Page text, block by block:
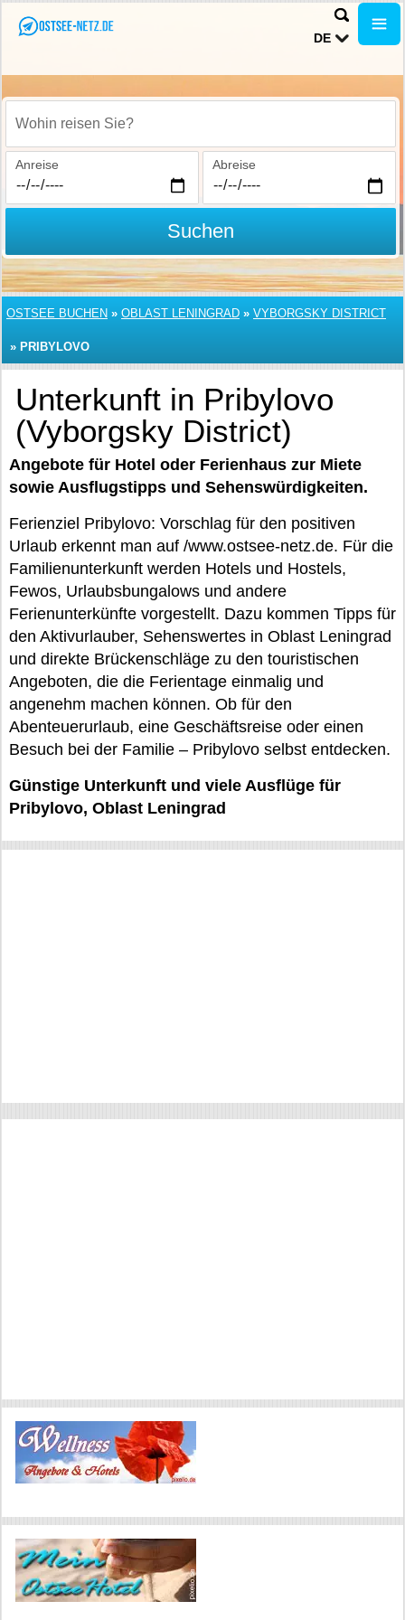
DE
Wohin reisen Sie?
Anreise Abreise
Suchen
OSTSEE BUCHEN » OBLAST LENINGRAD » VYBORGSKY DISTRICT
» PRIBYLOVO
Unterkunft in Pribylovo
(Vyborgsky District)
Angebote für Hotel oder Ferienhaus zur Miete
sowie Ausflugstipps und Sehenswürdigkeiten.
Ferienziel Pribylovo: Vorschlag für den positiven
Urlaub erkennt man auf /www.ostsee-netz.de. Für die
Familienunterkunft werden Hotels und Hostels,
Fewos, Urlaubsbungalows und andere
Ferienunterkünfte vorgestellt. Dazu kommen Tipps für
den Aktivurlauber, Sehenswertes in Oblast Leningrad
und direkte Brückenschläge zu den touristischen
Angeboten, die die Ferientage einmalig und
angenehm machen können. Ob für den
Abenteuerurlaub, eine Geschäftsreise oder einen
Besuch bei der Familie – Pribylovo selbst entdecken.
Günstige Unterkunft und viele Ausflüge für
Pribylovo, Oblast Leningrad